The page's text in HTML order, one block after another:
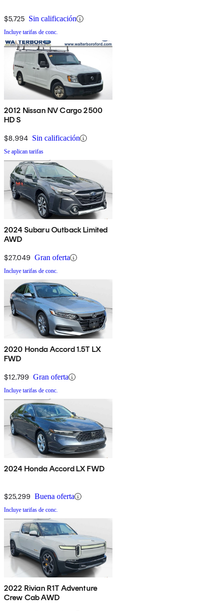
$5,725 Sin calificación
Incluye tarifas de conc.
2012 Nissan NV Cargo 2500
HD S
$8,994 Sin calificación
Se aplican tarifas
2024 Subaru Outback Limited
AWD
$27,049 Gran oferta
Incluye tarifas de conc.
2020 Honda Accord 1.5T LX
FWD
$12,799 Gran oferta
Incluye tarifas de conc.
2024 Honda Accord LX FWD
$25,299 Buena oferta
Incluye tarifas de conc.
2022 Rivian R1T Adventure
Crew Cab AWD